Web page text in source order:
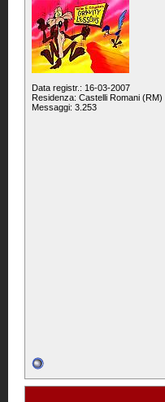
Data registr.: 16-03-2007
Residenza: Castelli Romani (RM)
Messaggi: 3.253